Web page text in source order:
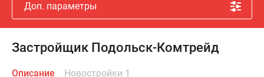
Доп. параметры
Застройщик Подольск-Комтрейд
Описание Новостройки 1